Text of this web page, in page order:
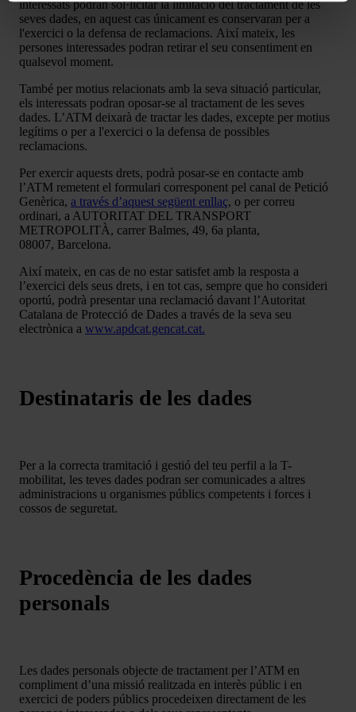
interessats podran sol·licitar la limitació del tractament de les
seves dades, en aquest cas únicament es conservaran per a
l'exercici o la defensa de reclamacions. Així mateix, les
persones interessades podran retirar el seu consentiment en
qualsevol moment.
També per motius relacionats amb la seva situació particular,
els interessats podran oposar-se al tractament de les seves
dades. L’ATM deixarà de tractar les dades, excepte per motius
legítims o per a l'exercici o la defensa de possibles
reclamacions.
Per exercir aquests drets, podrà posar-se en contacte amb
l’ATM remetent el formulari corresponent pel canal de Petició
Genèrica, a través d’aquest següent enllaç, o per correu
ordinari, a AUTORITAT DEL TRANSPORT
METROPOLITÀ, carrer Balmes, 49, 6a planta,
08007, Barcelona.
Així mateix, en cas de no estar satisfet amb la resposta a
l’exercici dels seus drets, i en tot cas, sempre que ho consideri
oportú, podrà presentar una reclamació davant l’Autoritat
Catalana de Protecció de Dades a través de la seva seu
electrònica a www.apdcat.gencat.cat.
Destinataris de les dades
Per a la correcta tramitació i gestió del teu perfil a la T-
mobilitat, les teves dades podran ser comunicades a altres
administracions u organismes públics competents i forces i
cossos de seguretat.
Procedència de les dades
personals
Les dades personals objecte de tractament per l’ATM en
compliment d’una missió realitzada en interès públic i en
exercici de poders públics procedeixen directament de les